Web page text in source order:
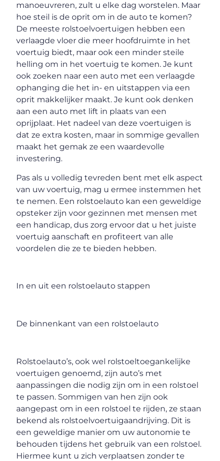
manoeuvreren, zult u elke dag worstelen. Maar
hoe steil is de oprit om in de auto te komen?
De meeste rolstoelvoertuigen hebben een
verlaagde vloer die meer hoofdruimte in het
voertuig biedt, maar ook een minder steile
helling om in het voertuig te komen. Je kunt
ook zoeken naar een auto met een verlaagde
ophanging die het in- en uitstappen via een
oprit makkelijker maakt. Je kunt ook denken
aan een auto met lift in plaats van een
oprijplaat. Het nadeel van deze voertuigen is
dat ze extra kosten, maar in sommige gevallen
maakt het gemak ze een waardevolle
investering.
Pas als u volledig tevreden bent met elk aspect
van uw voertuig, mag u ermee instemmen het
te nemen. Een rolstoelauto kan een geweldige
opsteker zijn voor gezinnen met mensen met
een handicap, dus zorg ervoor dat u het juiste
voertuig aanschaft en profiteert van alle
voordelen die ze te bieden hebben.
In en uit een rolstoelauto stappen
De binnenkant van een rolstoelauto
Rolstoelauto’s, ook wel rolstoeltoegankelijke
voertuigen genoemd, zijn auto’s met
aanpassingen die nodig zijn om in een rolstoel
te passen. Sommigen van hen zijn ook
aangepast om in een rolstoel te rijden, ze staan ​​
bekend als rolstoelvoertuigaandrijving. Dit is
een geweldige manier om uw autonomie te
behouden tijdens het gebruik van een rolstoel.
Hiermee kunt u zich verplaatsen zonder te